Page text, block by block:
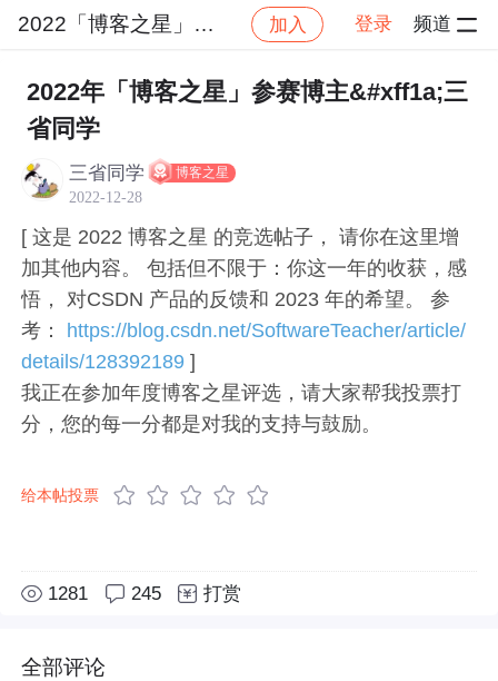
2022「博客之星」大赛 加入 登录 频道
社区 2022「博客之星」大赛 后端 帖子详情
2022年「博客之星」参赛博主&#xff1a;三
省同学
三省同学 博客之星
2022-12-28
[ 这是 2022 博客之星 的竞选帖子， 请你在这里增
加其他内容。 包括但不限于：你这一年的收获，感
悟， 对CSDN 产品的反馈和 2023 年的希望。 参
考：
https://blog.csdn.net/SoftwareTeacher/article/
details/128392189]
我正在参加年度博客之星评选，请大家帮我投票打
分，您的每一分都是对我的支持与鼓励。
给本帖投票
1281 245 打赏
全部评论